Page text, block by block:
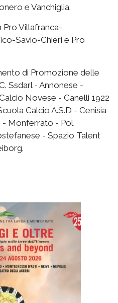
e Vanchiglia.
Villafranca-
Savio-Chieri e Pro
di Promozione delle
Ssdarl - Annonese -
Novese - Canelli 1922
Calcio A.S.D - Cenisia
- Monferrato - Pol.
- Spazio Talent